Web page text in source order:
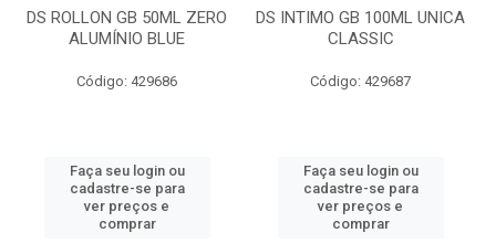
DS ROLLON GB 50ML ZERO
ALUMÍNIO BLUE
Código: 429686
Faça seu login ou
cadastre-se para
ver preços e
comprar
DS INTIMO GB 100ML UNICA
CLASSIC
Código: 429687
Faça seu login ou
cadastre-se para
ver preços e
comprar